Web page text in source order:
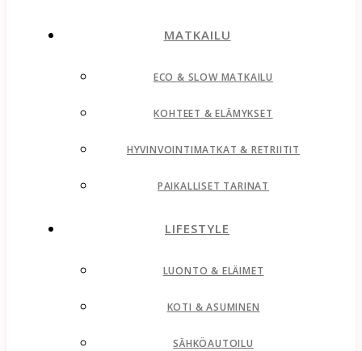
MATKAILU
ECO & SLOW MATKAILU
KOHTEET & ELÄMYKSET
HYVINVOINTIMATKAT & RETRIITIT
PAIKALLISET TARINAT
LIFESTYLE
LUONTO & ELÄIMET
KOTI & ASUMINEN
SÄHKÖAUTOILU